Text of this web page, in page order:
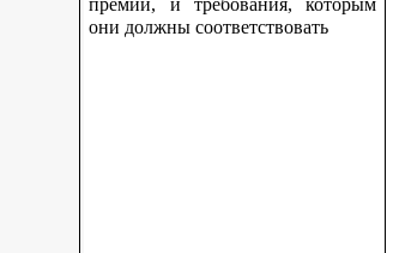
премии, и требования, которым
они должны соответствовать